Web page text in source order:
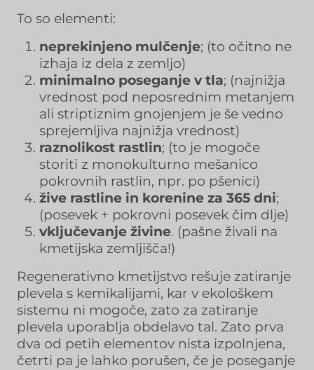
To so elementi:
neprekinjeno mulčenje; (to očitno ne
izhaja iz dela z zemljo)
minimalno poseganje v tla; (najnižja
vrednost pod neposrednim metanjem
ali striptiznim gnojenjem je še vedno
sprejemljiva najnižja vrednost)
raznolikost rastlin; (to je mogoče
storiti z monokulturno mešanico
pokrovnih rastlin, npr. po pšenici)
žive rastline in korenine za 365 dni;
(posevek + pokrovni posevek čim dlje)
vključevanje živine. (pašne živali na
kmetijska zemljišča!)
Regenerativno kmetijstvo rešuje zatiranje
plevela s kemikalijami, kar v ekološkem
sistemu ni mogoče, zato za zatiranje
plevela uporablja obdelavo tal. Zato prva
dva od petih elementov nista izpolnjena,
četrti pa je lahko porušen, če je poseganje